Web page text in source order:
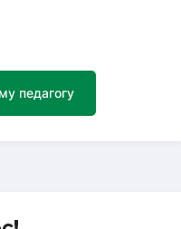
педагогу